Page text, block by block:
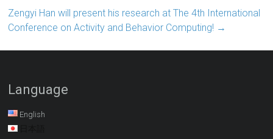
Zengyi Han will present his research at The 4th International
Conference on Activity and Behavior Computing! →
Language
English